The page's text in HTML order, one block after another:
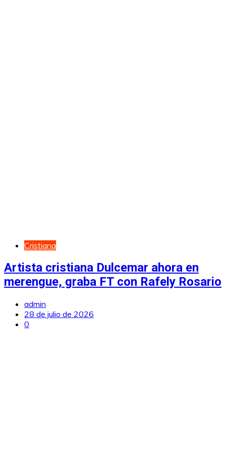
Cristiana
Artista cristiana Dulcemar ahora en
merengue, graba FT con Rafely Rosario
admin
28 de julio de 2026
0